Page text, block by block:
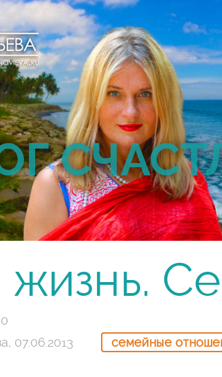
0
07.06.2013
семейные